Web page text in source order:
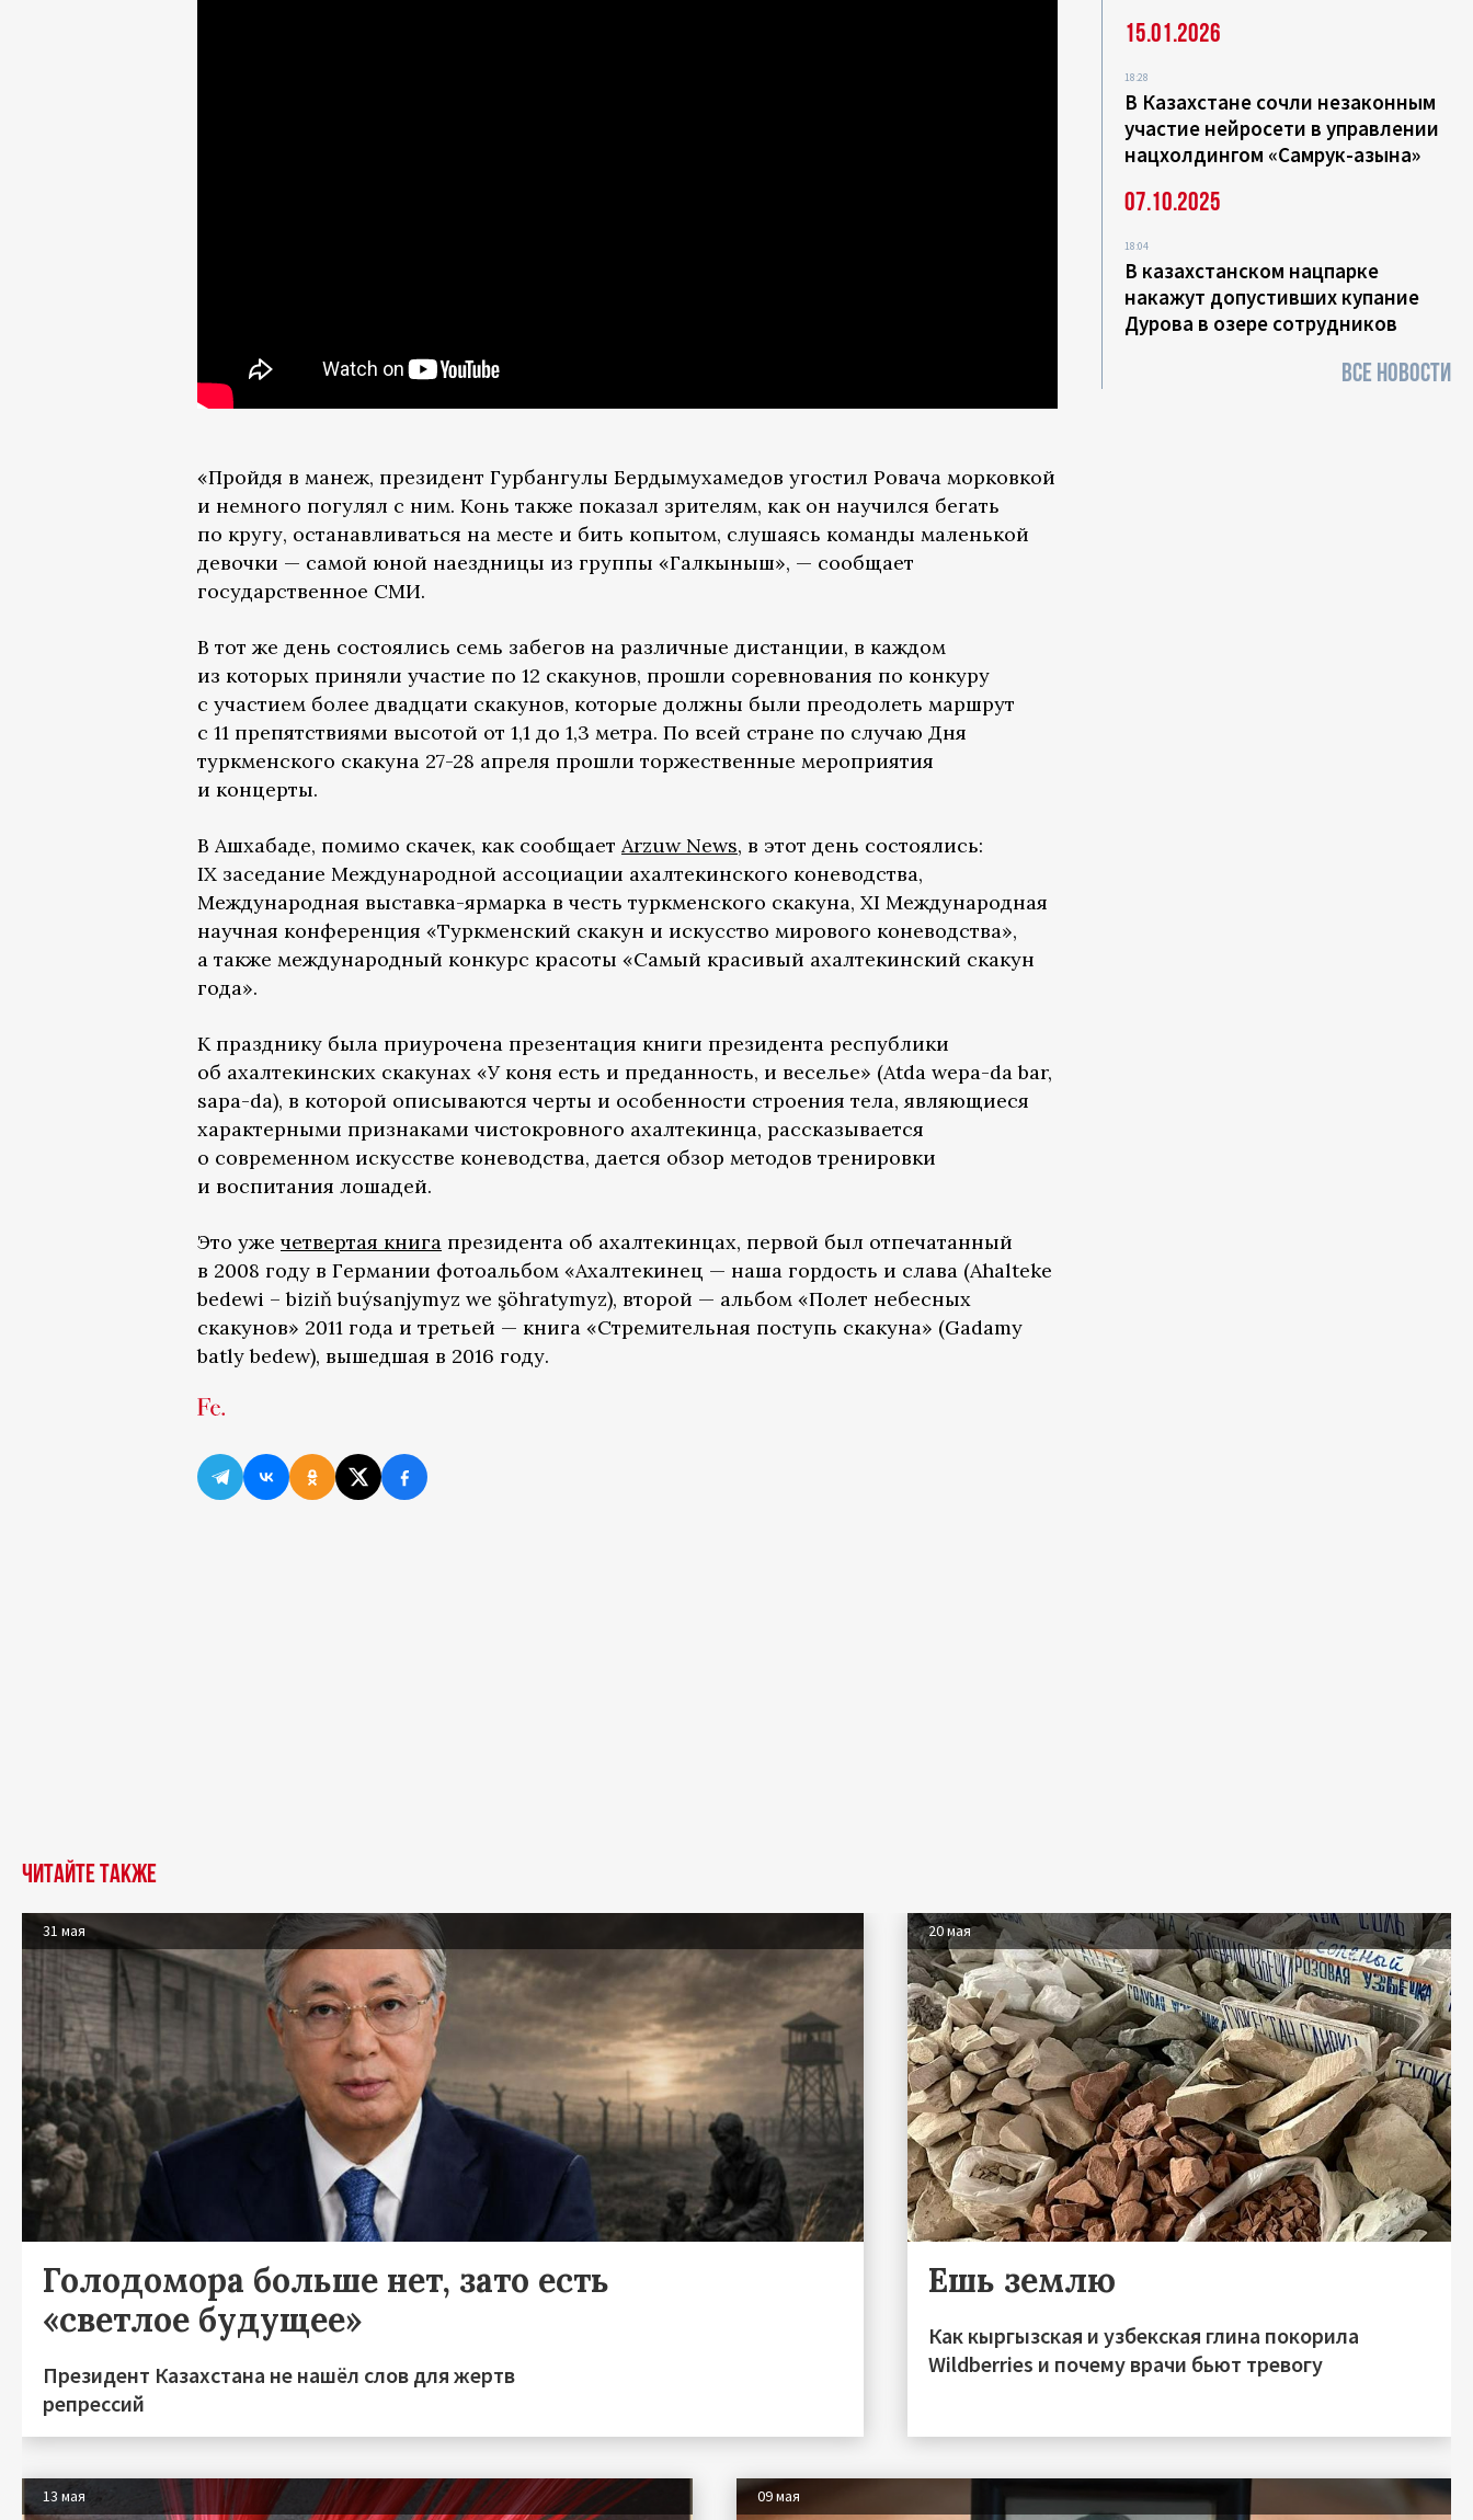
«Пройдя в манеж, президент Гурбангулы Бердымухамедов угостил Ровача морковкой
и немного погулял с ним. Конь также показал зрителям, как он научился бегать
по кругу, останавливаться на месте и бить копытом, слушаясь команды маленькой
девочки — самой юной наездницы из группы «Галкыныш», — сообщает
государственное СМИ.
В тот же день состоялись семь забегов на различные дистанции, в каждом
из которых приняли участие по 12 скакунов, прошли соревнования по конкуру
с участием более двадцати скакунов, которые должны были преодолеть маршрут
с 11 препятствиями высотой от 1,1 до 1,3 метра. По всей стране по случаю Дня
туркменского скакуна 27-28 апреля прошли торжественные мероприятия
и концерты.
В Ашхабаде, помимо скачек, как сообщает Arzuw News, в этот день состоялись:
IX заседание Международной ассоциации ахалтекинского коневодства,
Международная выставка-ярмарка в честь туркменского скакуна, XI Международная
научная конференция «Туркменский скакун и искусство мирового коневодства»,
а также международный конкурс красоты «Самый красивый ахалтекинский скакун
года».
К празднику была приурочена презентация книги президента республики
об ахалтекинских скакунах «У коня есть и преданность, и веселье» (Atda wepa-da bar,
sapa-da), в которой описываются черты и особенности строения тела, являющиеся
характерными признаками чистокровного ахалтекинца, рассказывается
о современном искусстве коневодства, дается обзор методов тренировки
и воспитания лошадей.
Это уже четвертая книга президента об ахалтекинцах, первой был отпечатанный
в 2008 году в Германии фотоальбом «Ахалтекинец — наша гордость и слава (Ahalteke
bedewi – biziň buýsanjymyz we şöhratymyz), второй — альбом «Полет небесных
скакунов» 2011 года и третьей — книга «Стремительная поступь скакуна» (Gadamy
batly bedew), вышедшая в 2016 году.
15.01.2026
18:28
В Казахстане сочли незаконным
участие нейросети в управлении
нацхолдингом «Самрук-Қазына»
07.10.2025
18:04
В казахстанском нацпарке
накажут допустивших купание
Дурова в озере сотрудников
ВСЕ НОВОСТИ
Читайте также
31 мая
Голодомора больше нет, зато есть
«светлое будущее»
Президент Казахстана не нашёл слов для жертв
репрессий
20 мая
Ешь землю
Как кыргызская и узбекская глина покорила
Wildberries и почему врачи бьют тревогу
13 мая 09 мая